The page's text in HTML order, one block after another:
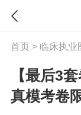
首页> 临床执业
【最后3
真模考卷